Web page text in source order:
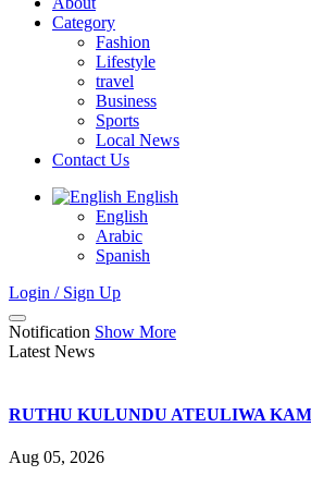
Category
Fashion
Lifestyle
travel
Business
Sports
Local News
Contact Us
English
English
Arabic
Spanish
Login / Sign Up
Notification Show More
Latest News
RUTHU KULUNDU ATEULIWA
Aug 05, 2026